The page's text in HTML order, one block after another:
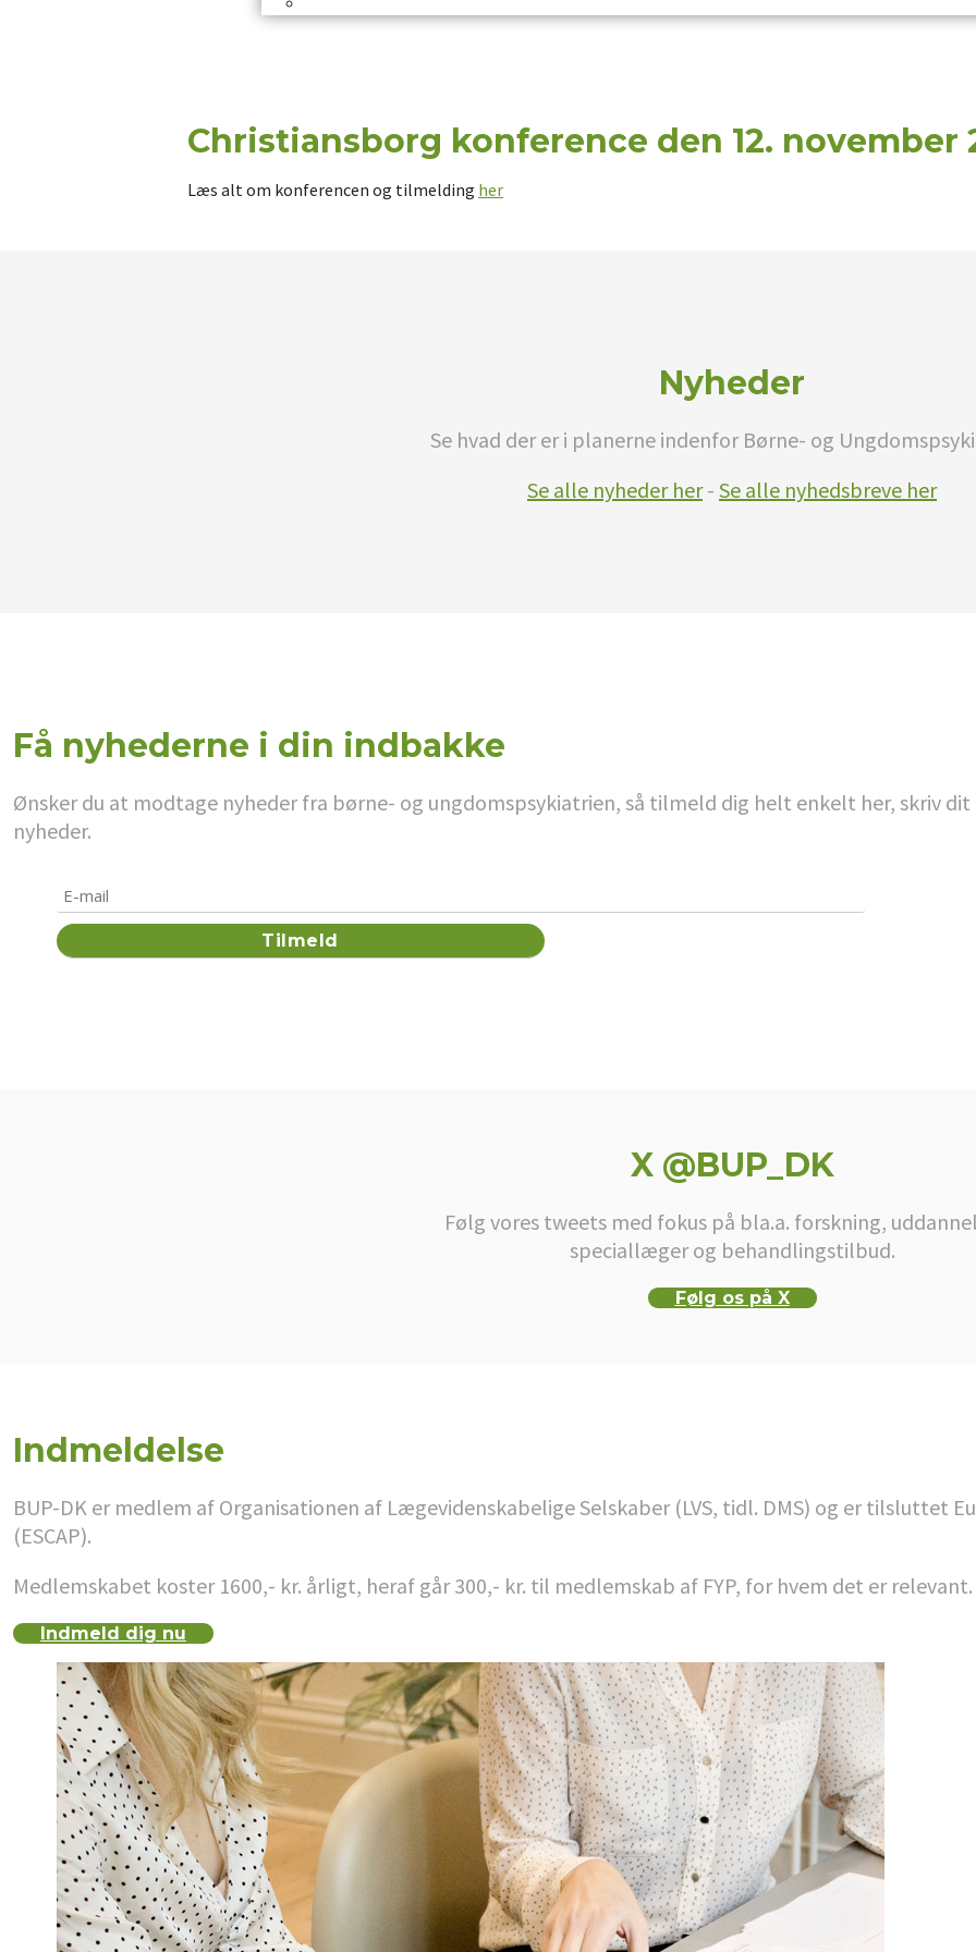
Christiansborg konference den 12. november
Læs alt om konferencen og tilmelding her
Nyheder
Se hvad der er i planerne indenfor Børne- og
Se alle nyheder her- Se alle nyhedsbreve her
Få nyhederne i din indbakke
Ønsker du at modtage nyheder fra børne- og ungdomspsykiatrien, så tilmeld dig helt enkelt her, skriv
nyheder.
X @BUP_DK
Følg vores tweets med fokus på bla.a. forskning,
speciallæger og behandlingstilbud.
Følg os på X
Indmeldelse
BUP-DK er medlem af Organisationen af Lægevidenskabelige Selskaber (LVS, tidl. DMS) og er tilsluttet
(ESCAP).
Medlemskabet koster 1600,- kr. årligt, heraf går 300,- kr. til medlemskab af FYP, for hvem det er
Indmeld dig nu